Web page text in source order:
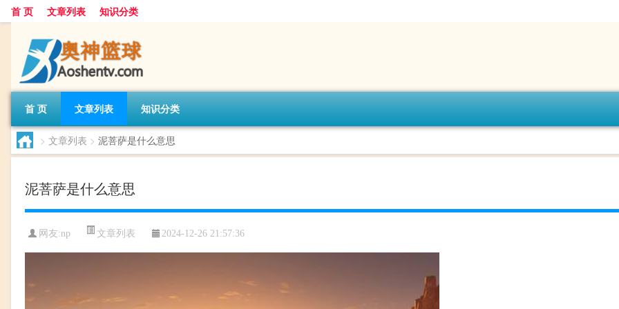
首 页 文章列表 知识分类
首 页 文章列表 知识分类
> 文章列表 > 泥菩萨是什么意思
泥菩萨是什么意思
网友:np 文章列表 2024-12-26 21:57:36